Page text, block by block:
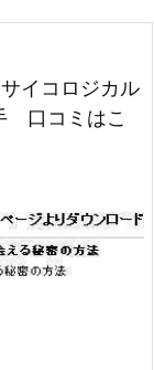
前へ
次へ

イコロジカル
コミはこ